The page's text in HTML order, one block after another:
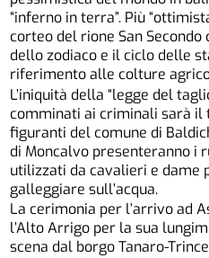
“inferno in terra”. Più
corteo del rione San
dello zodiaco e il ciclo delle
riferimento alle colture
L’iniquità della “legge del
comminati ai criminali sarà
figuranti del comune di
di Moncalvo presenteranno i
utilizzati da cavalieri e dame
galleggiare sull’acqua.
La cerimonia per l’arrivo ad
l’Alto Arrigo per la sua
scena dal borgo Tanaro-